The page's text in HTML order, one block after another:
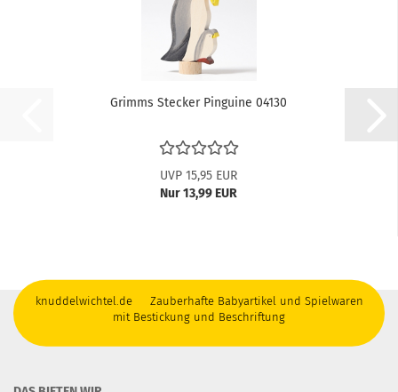
Grimms Stecker Pinguine 04130
UVP 15,95 EUR
Nur 13,99 EUR
knuddelwichtel.de Zauberhafte Babyartikel und Spielwaren
mit Bestickung und Beschriftung